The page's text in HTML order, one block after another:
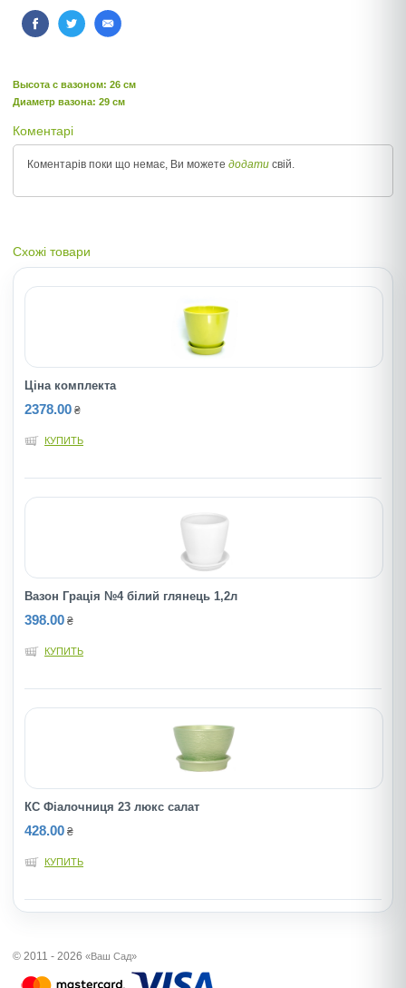
Высота c вазоном: 26 см
Диаметр вазона: 29 см
Коментарі
Коментарів поки що немає, Ви можете додати свій.
Схожі товари
Ціна комплекта
2378.00 ₴
КУПИТЬ
Вазон Грація №4 білий глянець 1,2л
398.00 ₴
КУПИТЬ
КС Фіалочниця 23 люкс салат
428.00 ₴
КУПИТЬ
© 2011 - 2026 «Ваш Сад»